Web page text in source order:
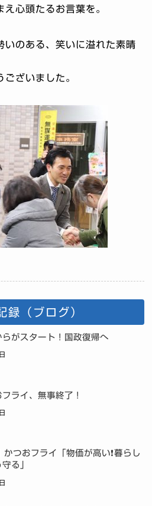
心頭たるお言葉を。
いのある、笑いに溢れた素晴
ざいました。
録（ブログ）
らがスタート！国政復帰へ
ライ、無事終了！
つおフライ「物価が高い❗暮らし
る」